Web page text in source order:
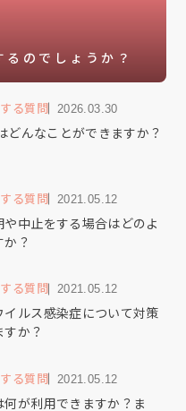
のでしょうか？
る質問 2026.03.30
どんなことができますか？
る質問 2021.05.12
や中止をする場合はどのよ
？
る質問 2021.05.12
イルス感染症について対策
か？
る質問 2021.05.12
何が利用できますか？ま